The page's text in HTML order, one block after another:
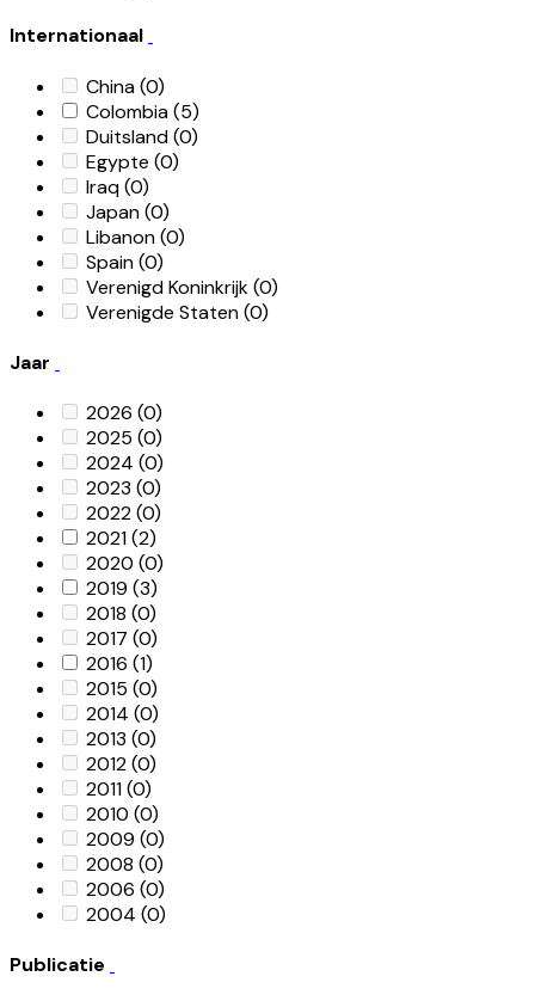
Internationaal
China(0)
Colombia(5)
Duitsland(0)
Egypte (0)
Iraq(0)
Japan(0)
Libanon(0)
Spain(0)
Verenigd Koninkrijk(0)
Verenigde Staten(0)
Jaar
2026 (0)
2025 (0)
2024 (0)
2023 (0)
2022(0)
2021(2)
2020 (0)
2019 (3)
2018 (0)
2017 (0)
2016 (1)
2015 (0)
2014 (0)
2013 (0)
2012(0)
2011(0)
2010 (0)
2009 (0)
2008 (0)
2006 (0)
2004 (0)
Publicatie